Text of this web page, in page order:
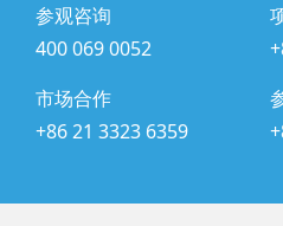
参观咨询
400 069 0052
市场合作
+86 21 3323 6359